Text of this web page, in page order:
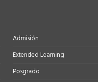
Admisión
Extended Learning
Posgrado